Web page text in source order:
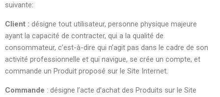
suivante:
Client : désigne tout utilisateur, personne physique majeure
ayant la capacité de contracter, qui a la qualité de
consommateur, c’est-à-dire qui n’agit pas dans le cadre de son
activité professionnelle et qui navigue, se crée un compte, et
commande un Produit proposé sur le Site Internet.
Commande : désigne l’acte d’achat des Produits sur le Site